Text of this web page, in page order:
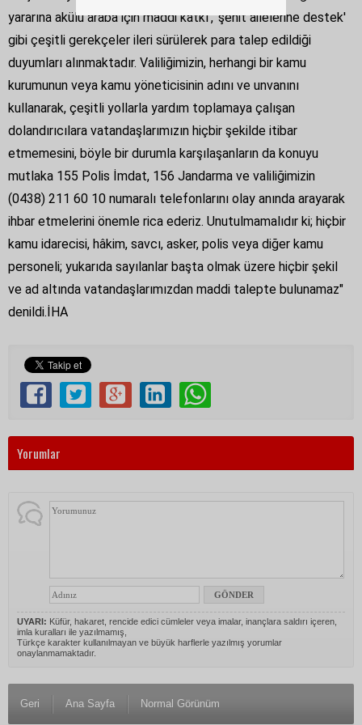
yararına akülü araba için maddi katkı', ‘şehit ailelerine destek'
gibi çeşitli gerekçeler ileri sürülerek para talep edildiği
duyumları alınmaktadır. Valiliğimizin, herhangi bir kamu
kurumunun veya kamu yöneticisinin adını ve unvanını
kullanarak, çeşitli yollarla yardım toplamaya çalışan
dolandırıcılara vatandaşlarımızın hiçbir şekilde itibar
etmemesini, böyle bir durumla karşılaşanların da konuyu
mutlaka 155 Polis İmdat, 156 Jandarma ve valiliğimizin
(0438) 211 60 10 numaralı telefonlarını olay anında arayarak
ihbar etmelerini önemle rica ederiz. Unutulmamalıdır ki; hiçbir
kamu idarecisi, hâkim, savcı, asker, polis veya diğer kamu
personeli; yukarıda sayılanlar başta olmak üzere hiçbir şekil
ve ad altında vatandaşlarımızdan maddi talepte bulunamaz"
denildi.İHA
Yorumlar
UYARI: Küfür, hakaret, rencide edici cümleler veya imalar, inançlara saldırı içeren,
imla kuralları ile yazılmamış,
Türkçe karakter kullanılmayan ve büyük harflerle yazılmış yorumlar
onaylanmamaktadır.
Geri Ana Sayfa Normal Görünüm